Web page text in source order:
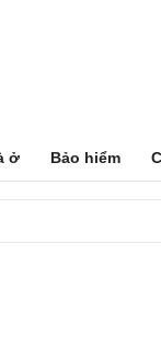
ở Bảo hiểm